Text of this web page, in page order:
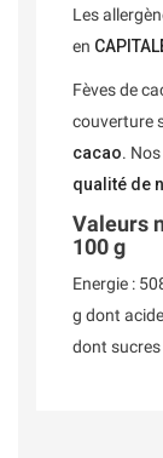
Les
en
Fèves de
couverture
cacao.
qualité de
Valeurs
100 g
Energie :
g dont
dont sucres